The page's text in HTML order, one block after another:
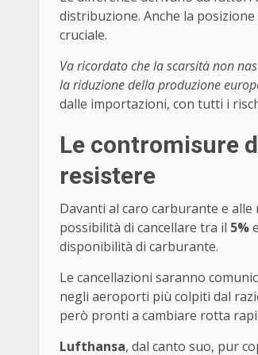
distribuzione. Anche la
cruciale.
Va ricordato che la scarsità non
la riduzione della produzione
dalle importazioni, con tutti i
Le contromisure
resistere
Davanti al caro carburante e
possibilità di cancellare tra il 5%
disponibilità di carburante.
Le cancellazioni saranno
negli aeroporti più colpiti dal
però pronti a cambiare rotta
Lufthansa, dal canto suo, pur